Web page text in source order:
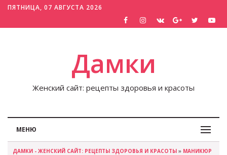
ПЯТНИЦА, 07 АВГУСТА 2026
Дамки
Женский сайт: рецепты здоровья и красоты
МЕНЮ
ДАМКИ - ЖЕНСКИЙ САЙТ: РЕЦЕПТЫ ЗДОРОВЬЯ И КРАСОТЫ » МАНИКЮР